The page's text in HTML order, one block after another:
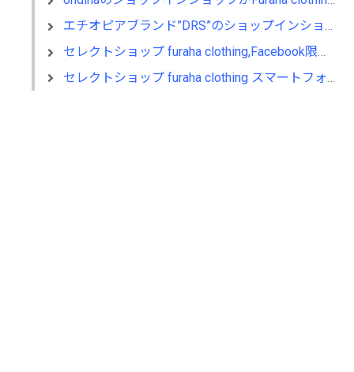
エチオピアブランド”DRS”のショップインショップがFuraha clothing内にオープン！
セレクトショップ furaha clothing,Facebook限定クーポンキャンペーン開始
セレクトショップ furaha clothing スマートフォンサイトの提供開始